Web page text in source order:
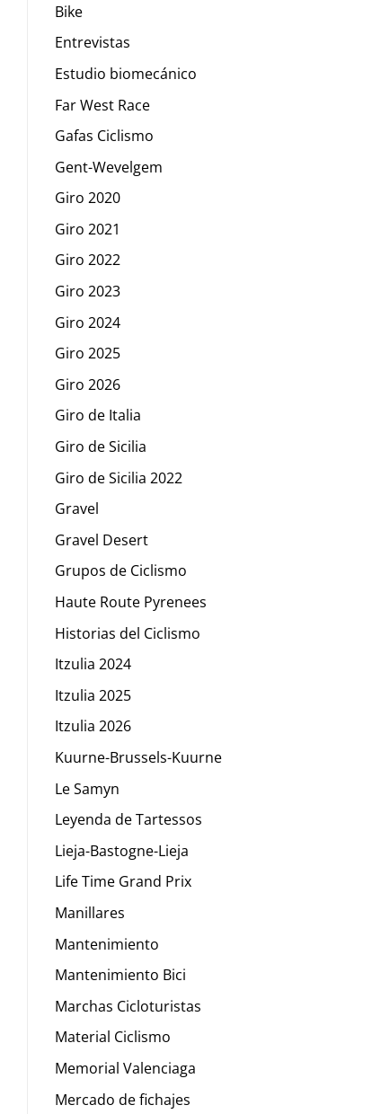
Bike
Entrevistas
Estudio biomecánico
Far West Race
Gafas Ciclismo
Gent-Wevelgem
Giro 2020
Giro 2021
Giro 2022
Giro 2023
Giro 2024
Giro 2025
Giro 2026
Giro de Italia
Giro de Sicilia
Giro de Sicilia 2022
Gravel
Gravel Desert
Grupos de Ciclismo
Haute Route Pyrenees
Historias del Ciclismo
Itzulia 2024
Itzulia 2025
Itzulia 2026
Kuurne-Brussels-Kuurne
Le Samyn
Leyenda de Tartessos
Lieja-Bastogne-Lieja
Life Time Grand Prix
Manillares
Mantenimiento
Mantenimiento Bici
Marchas Cicloturistas
Material Ciclismo
Memorial Valenciaga
Mercado de fichajes